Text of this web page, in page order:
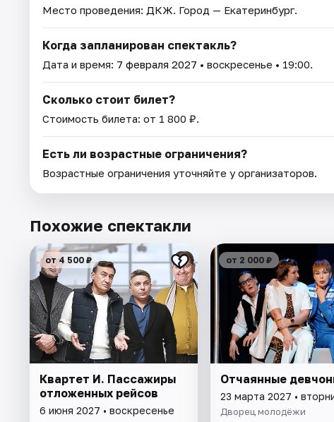
Место проведения: ДКЖ. Город — Екатеринбург.
Когда запланирован спектакль?
Дата и время: 7 февраля 2027 • воскресенье • 19:00.
Сколько стоит билет?
Стоимость билета: от 1 800 ₽.
Есть ли возрастные ограничения?
Возрастные ограничения уточняйте у организаторов.
Похожие спектакли
от 4 500 ₽
Квартет И. Пассажиры
отложенных рейсов
6 июня 2027 • воскресенье
от 2 000 ₽
Отчаянные
23 марта 2027 •
Дворец молодёжи